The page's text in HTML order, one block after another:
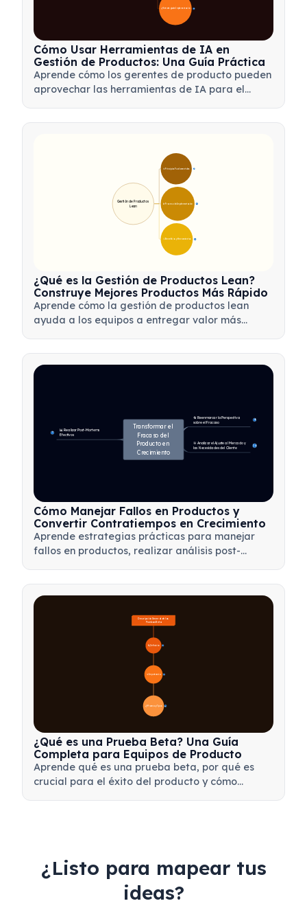
📋 Estrategia de Implementación
Cómo Usar Herramientas de IA en
Gestión de Productos: Una Guía Práctica
Aprende cómo los gerentes de producto pueden
aprovechar las herramientas de IA para el
🎯 Principios Fundamentales 9
🛠️ Proceso de Implementación
💡 Beneficios y Herramientas
Gestión de Productos
Lean
¿Qué es la Gestión de Productos Lean?
Construye Mejores Productos Más Rápido
Aprende cómo la gestión de productos lean
ayuda a los equipos a entregar valor más
clientes y la concentración en lo que más
importa.
🔄 Reenmarcar la Perspectiva
sobre el Fracaso
4
📊 Realizar Post-Mortems
Efectivos
7
🎯 Analizar el Ajuste al Mercado y
las Necesidades del Cliente
14
Transformar el
Fracaso del
Producto en
Crecimiento
Cómo Manejar Fallos en Productos y
Convertir Contratiempos en Crecimiento
Aprende estrategias prácticas para manejar
fallos en productos, realizar análisis post-
tu equipo.
🔍 Definición 4
🎯 Importancia
📋 Proceso y Tipos
Descripción General de las
Pruebas Beta
¿Qué es una Prueba Beta? Una Guía
Completa para Equipos de Producto
Aprende qué es una prueba beta, por qué es
crucial para el éxito del producto y cómo
¿Listo para mapear tus
ideas?